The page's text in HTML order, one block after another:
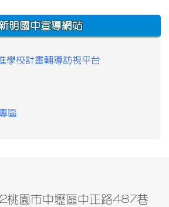
明國中宣導網站
學校計畫輔導訪視平台
區
園市中壢區中正路487巷